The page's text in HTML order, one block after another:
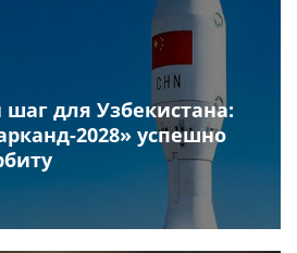
для Узбекистана:
2028» успешно